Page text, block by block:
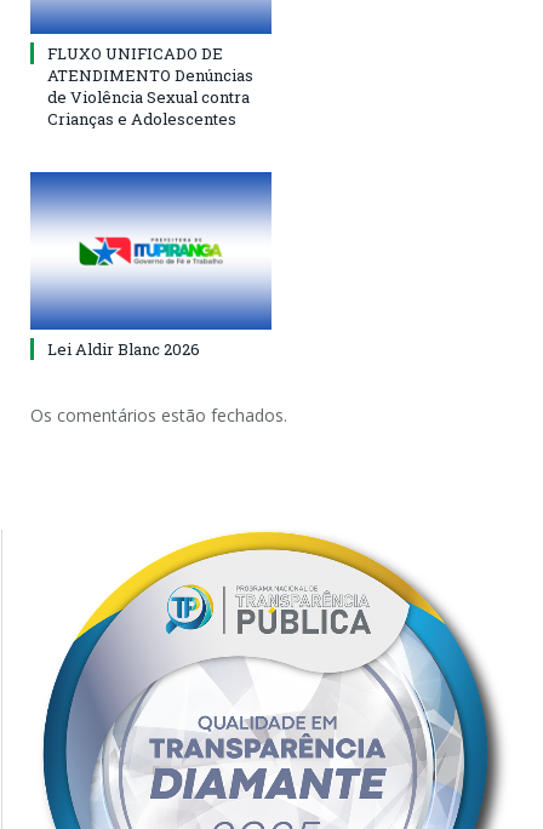
FLUXO UNIFICADO DE
ATENDIMENTO Denúncias
de Violência Sexual contra
Crianças e Adolescentes
Lei Aldir Blanc 2026
Os comentários estão fechados.